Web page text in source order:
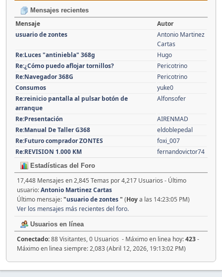
Mensajes recientes
Mensaje
Autor
usuario de zontes
Antonio Martinez
Cartas
Re:Luces "antiniebla" 368g
Hugo
Re:¿Cómo puedo aflojar tornillos?
Pericotrino
Re:Navegador 368G
Pericotrino
Consumos
yuke0
Re:reinicio pantalla al pulsar botón de
arranque
Alfonsofer
Re:Presentación
AIRENMAD
Re:Manual De Taller G368
eldoblepedal
Re:Futuro comprador ZONTES
foxi_007
Re:REVISION 1.000 KM
fernandovictor74
Estadísticas del Foro
17,448 Mensajes en 2,845 Temas por 4,217 Usuarios - Último
usuario:Antonio Martinez Cartas
Último mensaje:"usuario de zontes" (Hoya las 14:23:05 PM)
Ver los mensajes más recientes del foro.
Usuarios en línea
Conectado:88 Visitantes, 0 Usuarios - Máximo en linea hoy:423-
Máximo en linea siempre: 2,083 (Abril 12, 2026, 19:13:02 PM)